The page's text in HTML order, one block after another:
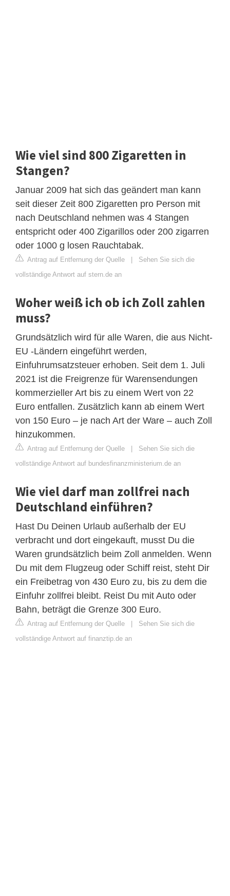
Wie viel sind 800 Zigaretten in
Stangen?
Januar 2009 hat sich das geändert man kann
seit dieser Zeit 800 Zigaretten pro Person mit
nach Deutschland nehmen was 4 Stangen
entspricht oder 400 Zigarillos oder 200 zigarren
oder 1000 g losen Rauchtabak.
Antrag auf Entfernung der Quelle | Sehen Sie sich die
vollständige Antwort auf stern.de an
Woher weiß ich ob ich Zoll zahlen
muss?
Grundsätzlich wird für alle Waren, die aus Nicht-
EU -Ländern eingeführt werden,
Einfuhrumsatzsteuer erhoben. Seit dem 1. Juli
2021 ist die Freigrenze für Warensendungen
kommerzieller Art bis zu einem Wert von 22
Euro entfallen. Zusätzlich kann ab einem Wert
von 150 Euro – je nach Art der Ware – auch Zoll
hinzukommen.
Antrag auf Entfernung der Quelle | Sehen Sie sich die
vollständige Antwort auf bundesfinanzministerium.de an
Wie viel darf man zollfrei nach
Deutschland einführen?
Hast Du Deinen Urlaub außerhalb der EU
verbracht und dort eingekauft, musst Du die
Waren grundsätzlich beim Zoll anmelden. Wenn
Du mit dem Flugzeug oder Schiff reist, steht Dir
ein Freibetrag von 430 Euro zu, bis zu dem die
Einfuhr zollfrei bleibt. Reist Du mit Auto oder
Bahn, beträgt die Grenze 300 Euro.
Antrag auf Entfernung der Quelle | Sehen Sie sich die
vollständige Antwort auf finanztip.de an